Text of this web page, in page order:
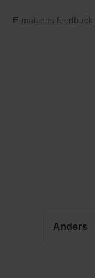
E-mail ons feedback
Anders